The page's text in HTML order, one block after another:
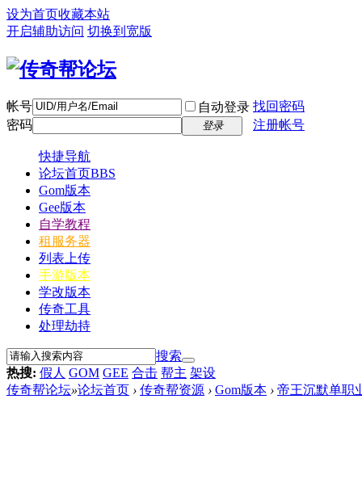
设为首页收藏本站
开启辅助访问 切换到宽版
帐号 自动登录 找回密码
密码
登录 注册帐号
快捷导航
论坛首页BBS
Gom版本
Gee版本
自学教程
租服务器
列表上传
手游版本
学改版本
传奇工具
处理劫持
搜索
热搜: 假人 GOM GEE 合击 帮主 架设
传奇帮论坛»论坛首页 › 传奇帮资源 › Gom版本 › 帝王沉默单职